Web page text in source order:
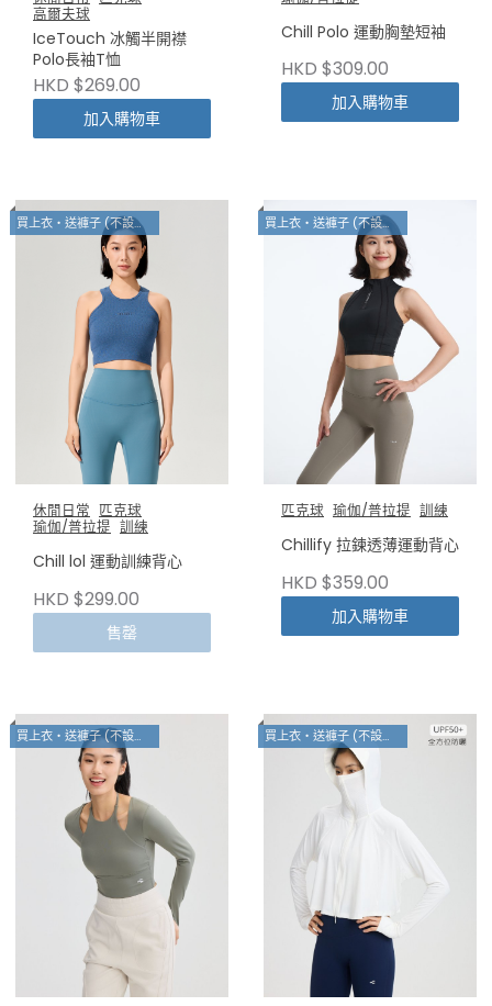
高爾夫球
IceTouch 冰觸半開襟
Polo長袖T恤
HKD $269.00
加入購物車
Chill Polo 運動胸墊短袖
HKD $309.00
加入購物車
買上衣・送褲子 (不設退換)
休閒日常 匹克球
瑜伽/普拉提 訓練
Chill lol 運動訓練背心
HKD $299.00
售罄
買上衣・送褲子 (不設退換)
匹克球 瑜伽/普拉提 訓練
Chillify 拉鍊透薄運動背心
HKD $359.00
加入購物車
買上衣・送褲子 (不設退換) 買上衣・送褲子 (不設退換)